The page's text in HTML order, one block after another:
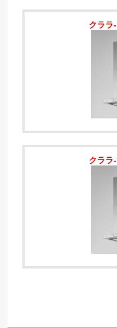
クララ
クララ